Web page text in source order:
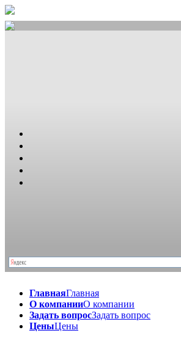
ГлавнаяГлавная
О компанииО компании
Задать вопросЗадать вопрос
ЦеныЦены